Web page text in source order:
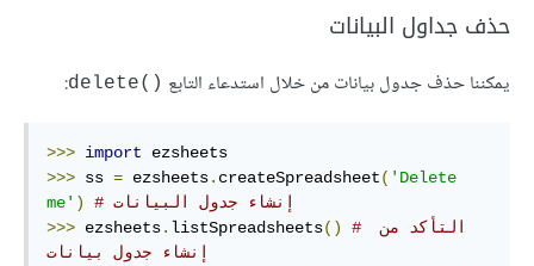
حذف جداول البيانات
يمكننا حذف جدول بيانات من خلال استدعاء التابع delete()‎
:
>>> import
>>> ss = ezsheets. createSpreadsheet( 'Delete
me' )
# إنشاء جدول البيانات
>>> ezsheets. listSpreadsheets()
# التأكد من
إنشاء جدول بيانات